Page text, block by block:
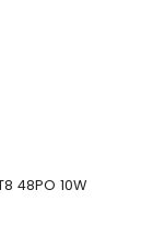
48PO 10W